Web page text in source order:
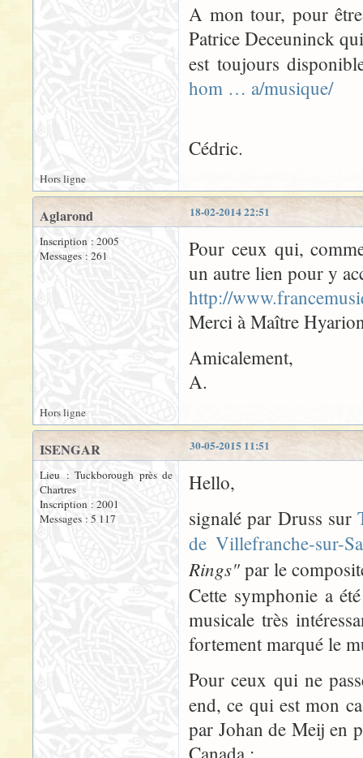
A mon tour, pour
Patrice Deceuninck
est toujours
hom … a/musique/
Cédric.
Hors ligne
18-02-2014 22:51
Aglarond
Inscription : 2005
Messages : 261
Pour ceux qui,
un autre lien pour y
http://
Merci à Maître
Amicalement,
A.
Hors ligne
30-05-2015 11:51
ISENGAR
Lieu : Tuckborough près de
Chartres
Inscription : 2001
Messages : 5 117
Hello,
signalé par Druss sur
de Villefranche-sur-
Rings" par le
Cette symphonie a
musicale très
fortement marqué le
Pour ceux qui ne
end, ce qui est mon
par Johan de Meij en
Canada :